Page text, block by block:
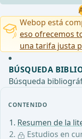
CONTENIDO
Resumen de la
Estudios en
Webop está
eso ofrecemos
una tarifa justa
BÚSQUEDA
Búsqueda